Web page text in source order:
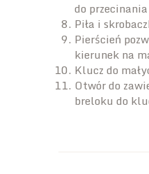
do
Piła i
Pierścień
kierunek na
Klucz do
Otwór do
breloku do